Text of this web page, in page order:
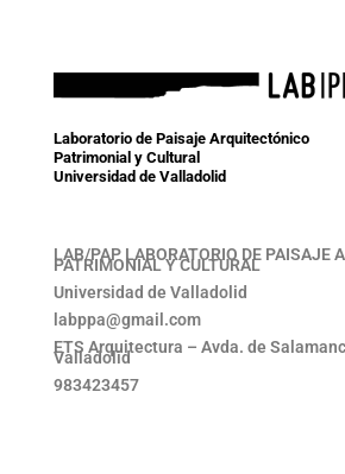
Laboratorio de Paisaje Arquitectónico, Patrimonial y Cultural
Univesidad de Valladolid
Laboratorio de Paisaje Arquitectónico
Patrimonial y Cultural
Universidad de Valladolid
LAB/PAP LABORATORIO DE PAISAJE
PATRIMONIAL Y CULTURAL
Universidad de Valladolid
labppa@gmail.com
ETS Arquitectura – Avda. de
Valladolid
983423457